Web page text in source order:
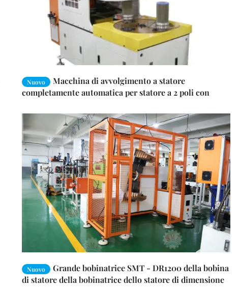
Nuovo
Macchina di avvolgimento a statore
completamente automatica per statore a 2 poli con
ISO9001:2008
Nuovo
Grande bobinatrice SMT - DR1200 della bobina
di statore della bobinatrice dello statore di dimensione